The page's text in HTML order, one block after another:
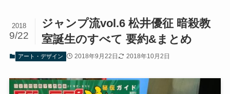
ジャンプ流vol.6 松井優征 暗殺教
室誕生のすべて 要約&まとめ
2018
9/22
アート・デザイン 2018年9月22日 2018年10月2日